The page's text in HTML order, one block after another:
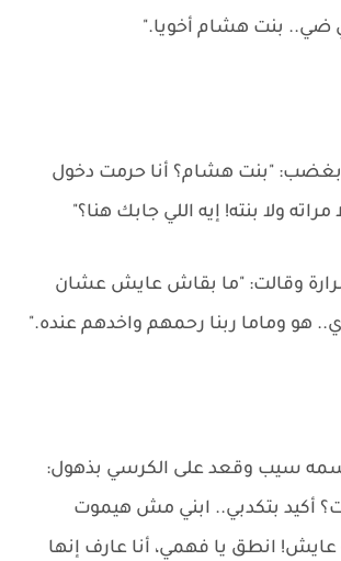
ضي.. بنت هشام أخويا."
بغضب: "بنت هشام؟ أنا حرمت دخول
مراته ولا بنته! إيه اللي جابك هنا؟"
وقالت: "ما بقاش عايش عشان
هو وماما ربنا رحمهم واخدهم عنده."
سيب وقعد على الكرسي بذهول:
أكيد بتكدبي.. ابني مش هيموت
عايش! انطق يا فهمي، أنا عارف إنها